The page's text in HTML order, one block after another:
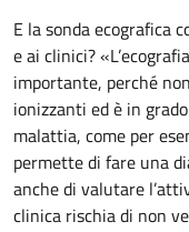
E la sonda ecografica
e ai clinici?
importante, perché
ionizzanti ed è in
malattia, come per
permette di fare una
anche di valutare
clinica rischia di non